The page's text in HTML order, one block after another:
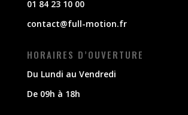
01 84 23 10 00
contact@full-motion.fr
HORAIRES D’OUVERTURE
Du Lundi au Vendredi
De 09h à 18h